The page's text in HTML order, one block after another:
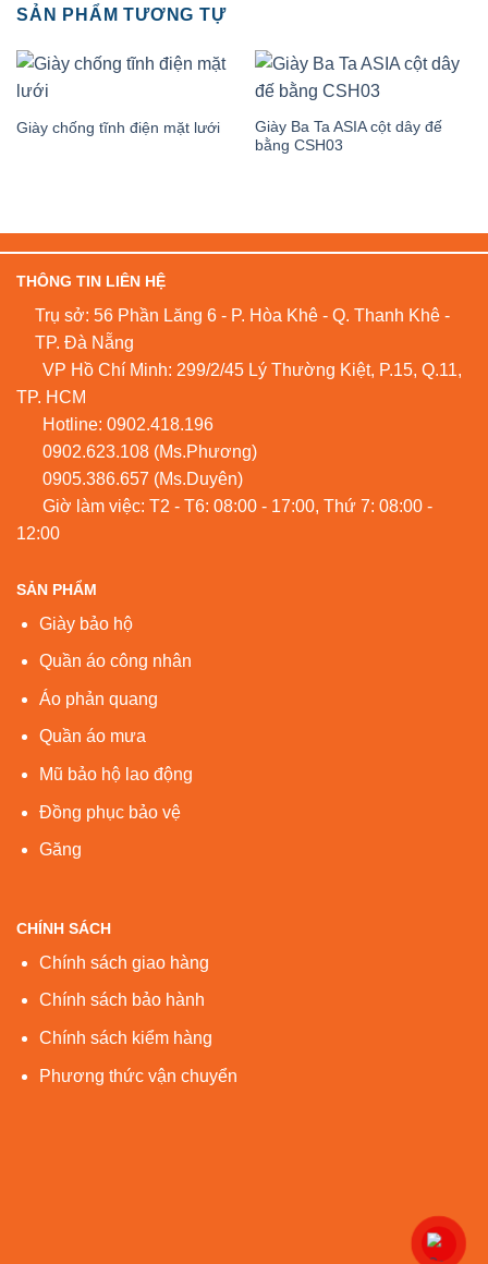
SẢN PHẨM TƯƠNG TỰ
Giày chống tĩnh điện mặt lưới
Giày Ba Ta ASIA cột dây đế
bằng CSH03
THÔNG TIN LIÊN HỆ
Trụ sở: 56 Phần Lăng 6 - P. Hòa Khê - Q. Thanh Khê -
TP. Đà Nẵng
VP Hồ Chí Minh: 299/2/45 Lý Thường Kiệt, P.15, Q.11,
TP. HCM
Hotline: 0902.418.196
0902.623.108 (Ms.Phương)
0905.386.657 (Ms.Duyên)
Giờ làm việc: T2 - T6: 08:00 - 17:00, Thứ 7: 08:00 -
12:00
SẢN PHẨM
Giày bảo hộ
Quần áo công nhân
Áo phản quang
Quần áo mưa
Mũ bảo hộ lao động
Đồng phục bảo vệ
Găng
CHÍNH SÁCH
Chính sách giao hàng
Chính sách bảo hành
Chính sách kiểm hàng
Phương thức vận chuyển